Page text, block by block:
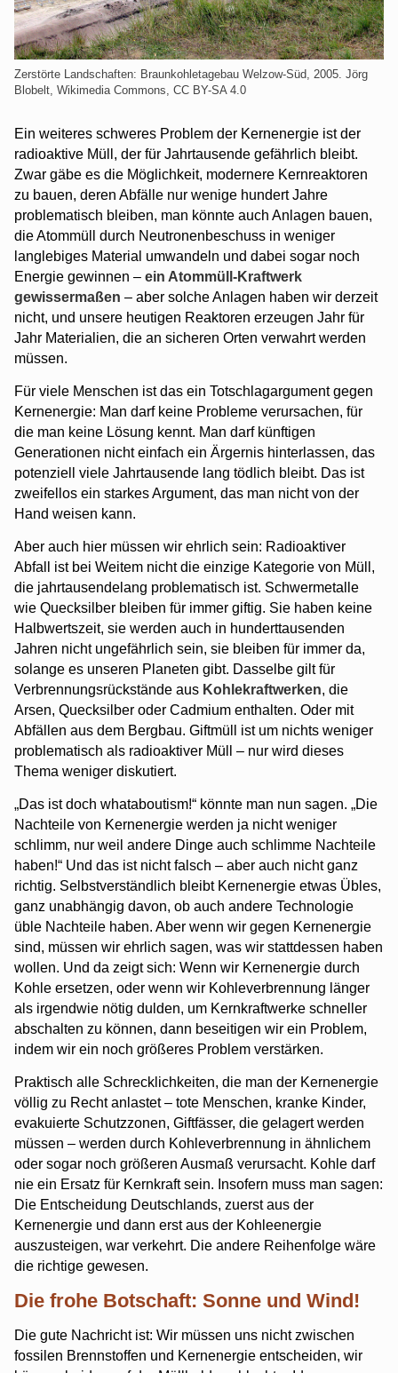
Zerstörte Landschaften: Braunkohletagebau Welzow-Süd, 2005. Jörg
Blobelt, Wikimedia Commons, CC BY-SA 4.0
Ein weiteres schweres Problem der Kernenergie ist der
radioaktive Müll, der für Jahrtausende gefährlich bleibt.
Zwar gäbe es die Möglichkeit, modernere Kernreaktoren
zu bauen, deren Abfälle nur wenige hundert Jahre
problematisch bleiben, man könnte auch Anlagen bauen,
die Atommüll durch Neutronenbeschuss in weniger
langlebiges Material umwandeln und dabei sogar noch
Energie gewinnen – ein Atommüll-Kraftwerk
gewissermaßen – aber solche Anlagen haben wir derzeit
nicht, und unsere heutigen Reaktoren erzeugen Jahr für
Jahr Materialien, die an sicheren Orten verwahrt werden
müssen.
Für viele Menschen ist das ein Totschlagargument gegen
Kernenergie: Man darf keine Probleme verursachen, für
die man keine Lösung kennt. Man darf künftigen
Generationen nicht einfach ein Ärgernis hinterlassen, das
potenziell viele Jahrtausende lang tödlich bleibt. Das ist
zweifellos ein starkes Argument, das man nicht von der
Hand weisen kann.
Aber auch hier müssen wir ehrlich sein: Radioaktiver
Abfall ist bei Weitem nicht die einzige Kategorie von Müll,
die jahrtausendelang problematisch ist. Schwermetalle
wie Quecksilber bleiben für immer giftig. Sie haben keine
Halbwertszeit, sie werden auch in hunderttausenden
Jahren nicht ungefährlich sein, sie bleiben für immer da,
solange es unseren Planeten gibt. Dasselbe gilt für
Verbrennungsrückstände aus Kohlekraftwerken, die
Arsen, Quecksilber oder Cadmium enthalten. Oder mit
Abfällen aus dem Bergbau. Giftmüll ist um nichts weniger
problematisch als radioaktiver Müll – nur wird dieses
Thema weniger diskutiert.
„Das ist doch whataboutism!“ könnte man nun sagen. „Die
Nachteile von Kernenergie werden ja nicht weniger
schlimm, nur weil andere Dinge auch schlimme Nachteile
haben!“ Und das ist nicht falsch – aber auch nicht ganz
richtig. Selbstverständlich bleibt Kernenergie etwas Übles,
ganz unabhängig davon, ob auch andere Technologie
üble Nachteile haben. Aber wenn wir gegen Kernenergie
sind, müssen wir ehrlich sagen, was wir stattdessen haben
wollen. Und da zeigt sich: Wenn wir Kernenergie durch
Kohle ersetzen, oder wenn wir Kohleverbrennung länger
als irgendwie nötig dulden, um Kernkraftwerke schneller
abschalten zu können, dann beseitigen wir ein Problem,
indem wir ein noch größeres Problem verstärken.
Praktisch alle Schrecklichkeiten, die man der Kernenergie
völlig zu Recht anlastet – tote Menschen, kranke Kinder,
evakuierte Schutzzonen, Giftfässer, die gelagert werden
müssen – werden durch Kohleverbrennung in ähnlichem
oder sogar noch größeren Ausmaß verursacht. Kohle darf
nie ein Ersatz für Kernkraft sein. Insofern muss man sagen:
Die Entscheidung Deutschlands, zuerst aus der
Kernenergie und dann erst aus der Kohleenergie
auszusteigen, war verkehrt. Die andere Reihenfolge wäre
die richtige gewesen.
Die frohe Botschaft: Sonne und Wind!
Die gute Nachricht ist: Wir müssen uns nicht zwischen
fossilen Brennstoffen und Kernenergie entscheiden, wir